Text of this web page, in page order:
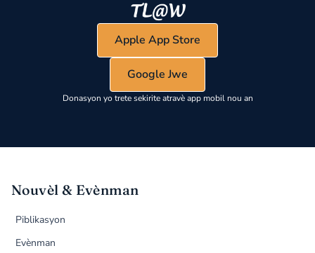
Apple App Store
Google Jwe
Donasyon yo trete sekirite atravè app mobil nou an
Nouvèl & Evènman
Piblikasyon
Evènman